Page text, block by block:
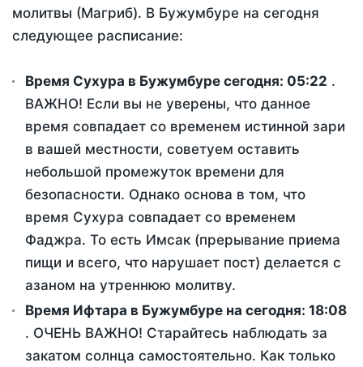
молитвы (Магриб). В Бужумбуре на сегодня
следующее расписание:
Время Сухура в Бужумбуре сегодня: 05:22 .
ВАЖНО! Если вы не уверены, что данное
время совпадает со временем истинной зари
в вашей местности, советуем оставить
небольшой промежуток времени для
безопасности. Однако основа в том, что
время Сухура совпадает со временем
Фаджра. То есть Имсак (прерывание приема
пищи и всего, что нарушает пост) делается с
азаном на утреннюю молитву.
Время Ифтара в Бужумбуре на сегодня: 18:08
. ОЧЕНЬ ВАЖНО! Старайтесь наблюдать за
закатом солнца самостоятельно. Как только